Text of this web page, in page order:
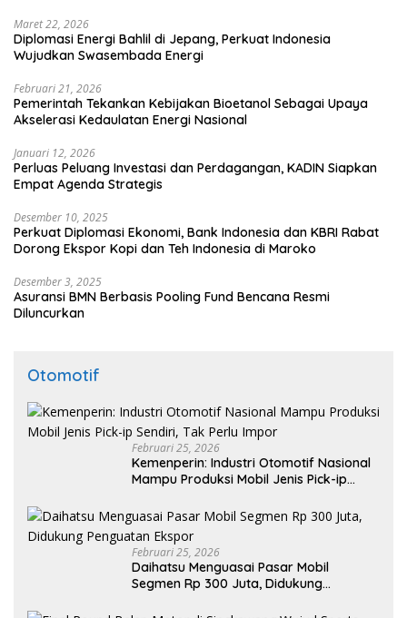
Maret 22, 2026
Diplomasi Energi Bahlil di Jepang, Perkuat Indonesia
Wujudkan Swasembada Energi
Februari 21, 2026
Pemerintah Tekankan Kebijakan Bioetanol Sebagai Upaya
Akselerasi Kedaulatan Energi Nasional
Januari 12, 2026
Perluas Peluang Investasi dan Perdagangan, KADIN Siapkan
Empat Agenda Strategis
Desember 10, 2025
Perkuat Diplomasi Ekonomi, Bank Indonesia dan KBRI Rabat
Dorong Ekspor Kopi dan Teh Indonesia di Maroko
Desember 3, 2025
Asuransi BMN Berbasis Pooling Fund Bencana Resmi
Diluncurkan
Otomotif
Februari 25, 2026
Kemenperin: Industri Otomotif Nasional
Mampu Produksi Mobil Jenis Pick-ip
Februari 25, 2026
Daihatsu Menguasai Pasar Mobil
Segmen Rp 300 Juta, Didukung